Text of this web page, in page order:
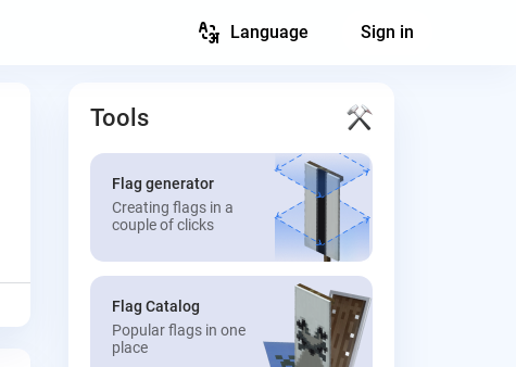
Language Sign in
Tools
Flag generator
Creating flags in a
couple of clicks
Flag Catalog
Popular flags in one
place